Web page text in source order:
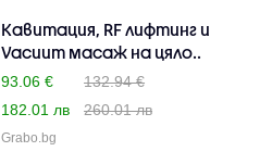
Кавитация, RF лифтинг и
Vacuum масаж на цяло..
93.06 €
132.94 €
182.01 лв
260.01 лв
Grabo.bg